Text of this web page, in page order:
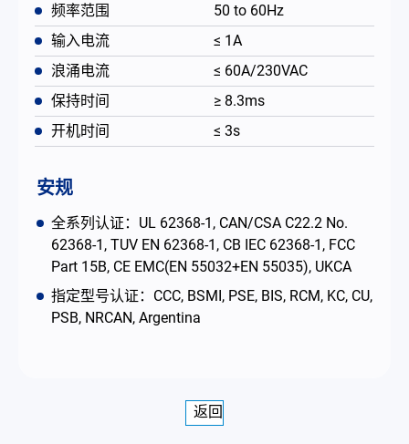
频率范围
50 to 60Hz
输入电流
≤ 1A
浪涌电流
≤ 60A/230VAC
保持时间
≥ 8.3ms
开机时间
≤ 3s
安规
全系列认证：UL 62368-1, CAN/CSA C22.2 No.
62368-1, TUV EN 62368-1, CB IEC 62368-1, FCC
Part 15B, CE EMC(EN 55032+EN 55035), UKCA
指定型号认证：CCC, BSMI, PSE, BIS, RCM, KC, CU,
PSB, NRCAN, Argentina
返回